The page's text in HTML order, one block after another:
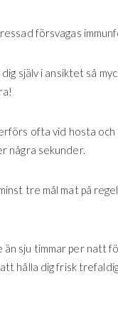
försvagas
själv i ansiktet så
ofta vid hosta och
några sekunder.
tre mål mat på
än sju timmar per
hålla dig frisk